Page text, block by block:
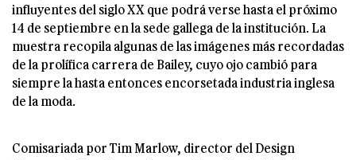
influyentes del siglo XX que podrá verse hasta el próximo
14 de septiembre en la sede gallega de la institución. La
muestra recopila algunas de las imágenes más recordadas
de la prolífica carrera de Bailey, cuyo ojo cambió para
siempre la hasta entonces encorsetada industria inglesa
de la moda.
Comisariada por Tim Marlow, director del Design